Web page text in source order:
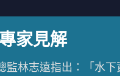
家見解
監林志遠指出：「水下